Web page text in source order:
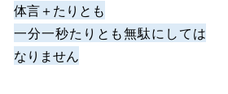
体言＋たりとも
一分一秒たりとも無駄にしては
なりません